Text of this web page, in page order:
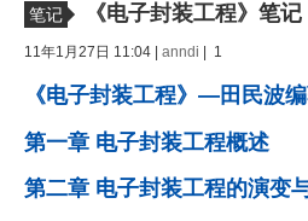
笔记 《电子封装工程》笔记
11年1月27日 11:04 | anndi | 1
《电子封装工程》—田民波
第一章 电子封装工程概述
第二章 电子封装工程的演变